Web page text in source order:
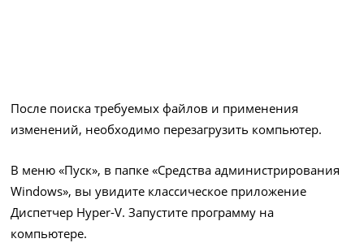
После поиска требуемых файлов и применения
изменений, необходимо перезагрузить компьютер.
В меню «Пуск», в папке «Средства администрирования
Windows», вы увидите классическое приложение
Диспетчер Hyper-V. Запустите программу на
компьютере.